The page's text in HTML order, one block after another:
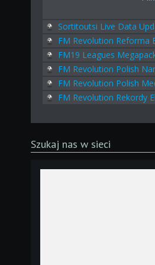
Sortitoutsi Live Data
FM Revolution Reforma
FM19 Leagues
FM Revolution Polish
FM Revolution Polish
FM Revolution Rekordy
Szukaj nas w sieci